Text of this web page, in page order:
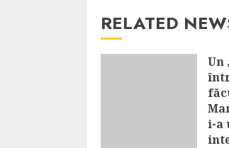
RELATED
Un
i-a